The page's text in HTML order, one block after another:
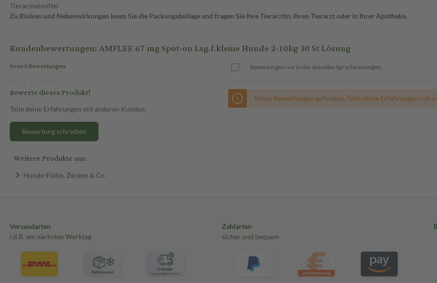
Tierarzneimittel
Zu Risiken und Nebenwirkungen lesen Sie die Packungsbeilage und fragen Sie Ihre Tierärztin, Ihren Tierarzt oder in Ihrer Apotheke.
Kundenbewertungen: AMFLEE 67 mg Spot-on Lsg.f.kleine Hunde 2-10kg 30 St Lösung
0 von 0 Bewertungen
Bewerte dieses Produkt!
Teile deine Erfahrungen mit anderen Kunden.
Bewertung schreiben
Bewertungen nur in der aktuellen Sprache anzeigen.
Keine Bewertungen gefunden. Teile deine Erfahrungen mit
Weitere Produkte aus:
Hunde-Flöhe, Zecken & Co
Versandarten
i.d.R. am nächsten Werktag
Zahlarten
sicher und bequem